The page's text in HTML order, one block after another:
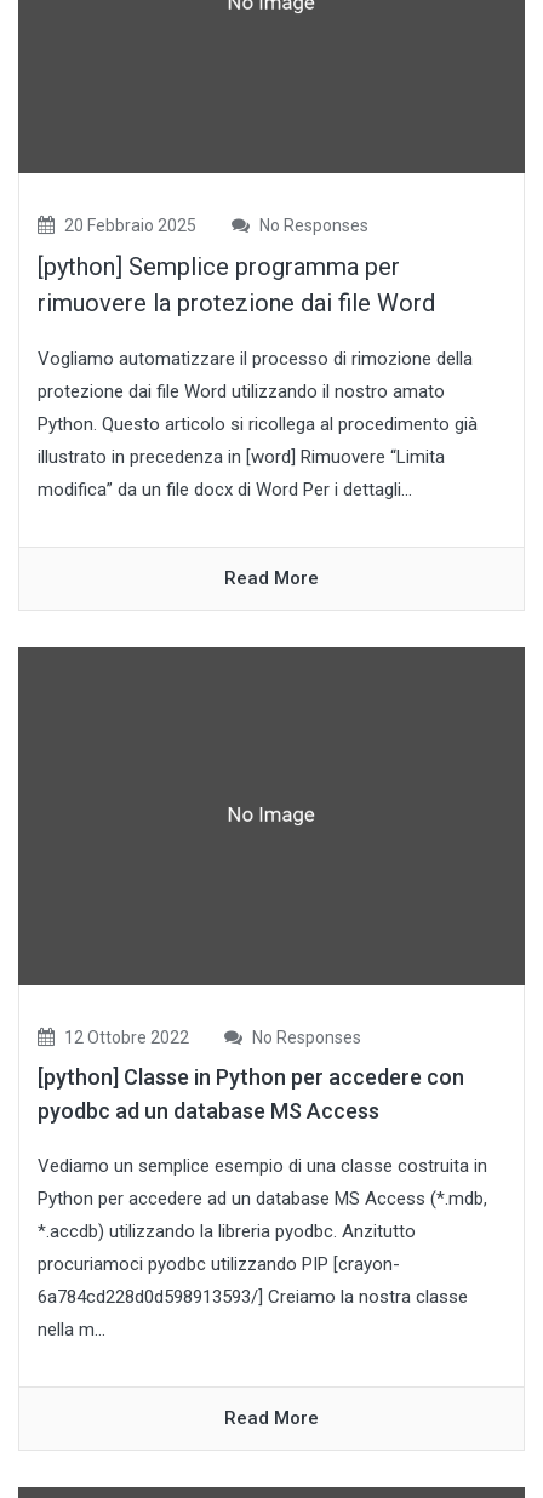
20 Febbraio 2025 No Responses
[python] Semplice programma per
rimuovere la protezione dai file Word
Vogliamo automatizzare il processo di rimozione della
protezione dai file Word utilizzando il nostro amato
Python. Questo articolo si ricollega al procedimento già
illustrato in precedenza in [word] Rimuovere “Limita
modifica” da un file docx di Word Per i dettagli...
Read More
12 Ottobre 2022 No Responses
[python] Classe in Python per accedere con
pyodbc ad un database MS Access
Vediamo un semplice esempio di una classe costruita in
Python per accedere ad un database MS Access (*.mdb,
*.accdb) utilizzando la libreria pyodbc. Anzitutto
procuriamoci pyodbc utilizzando PIP [crayon-
6a784cd228d0d598913593/] Creiamo la nostra classe
nella m...
Read More